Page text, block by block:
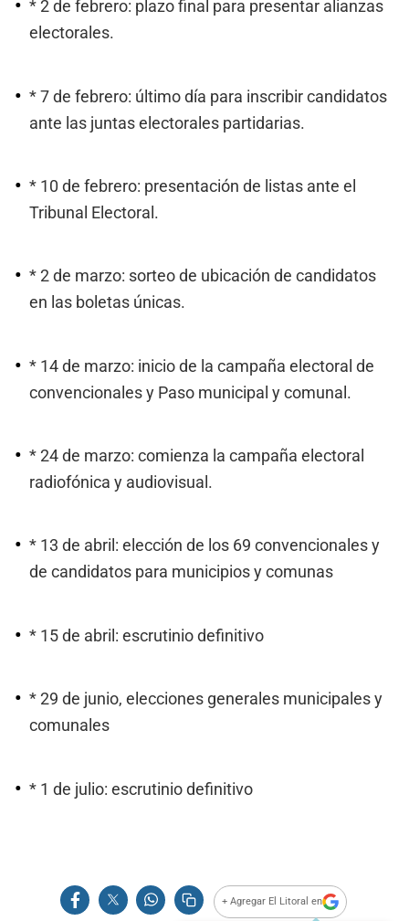
* 2 de febrero: plazo final para presentar alianzas
electorales.
* 7 de febrero: último día para inscribir candidatos
ante las juntas electorales partidarias.
* 10 de febrero: presentación de listas ante el
Tribunal Electoral.
* 2 de marzo: sorteo de ubicación de candidatos
en las boletas únicas.
* 14 de marzo: inicio de la campaña electoral de
convencionales y Paso municipal y comunal.
* 24 de marzo: comienza la campaña electoral
radiofónica y audiovisual.
* 13 de abril: elección de los 69 convencionales y
de candidatos para municipios y comunas
* 15 de abril: escrutinio definitivo
* 29 de junio, elecciones generales municipales y
comunales
* 1 de julio: escrutinio definitivo
+ Agregar El Litoral en